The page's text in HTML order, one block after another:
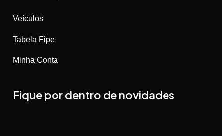
Veículos
Tabela Fipe
Minha Conta
Fique por dentro de novidades